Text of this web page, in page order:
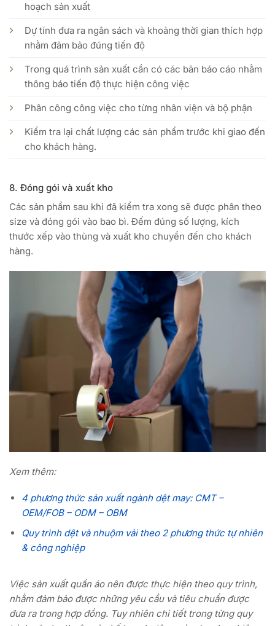
hoạch sản xuất
Dự tính đưa ra ngân sách và khoảng thời gian thích hợp
nhằm đảm bảo đúng tiến độ
Trong quá trình sản xuất cần có các bản báo cáo nhằm
thông báo tiến độ thực hiện công việc
Phân công công việc cho từng nhân viện và bộ phận
Kiểm tra lại chất lượng các sản phẩm trước khi giao đến
cho khách hàng.
8. Đóng gói và xuất kho
Các sản phẩm sau khi đã kiểm tra xong sẽ được phân theo
size và đóng gói vào bao bì. Đếm đúng số lượng, kích
thước xếp vào thùng và xuất kho chuyển đến cho khách
hàng.
Xem thêm:
4 phương thức sản xuất ngành dệt may: CMT –
OEM/FOB – ODM – OBM
Quy trình dệt và nhuộm vải theo 2 phương thức tự nhiên
& công nghiệp
Việc sản xuất quần áo nên được thực hiện theo quy trình,
nhằm đảm bảo được những yêu cầu và tiêu chuẩn được
đưa ra trong hợp đồng. Tuy nhiên chi tiết trong từng quy